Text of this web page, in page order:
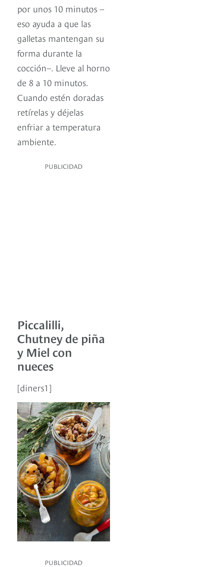
por unos 10 minutos –
eso ayuda a que las
galletas mantengan su
forma durante la
cocción–. Lleve al horno
de 8 a 10 minutos.
Cuando estén doradas
retírelas y déjelas
enfriar a temperatura
ambiente.
PUBLICIDAD
Piccalilli,
Chutney de piña
y Miel con
nueces
[diners1]
PUBLICIDAD